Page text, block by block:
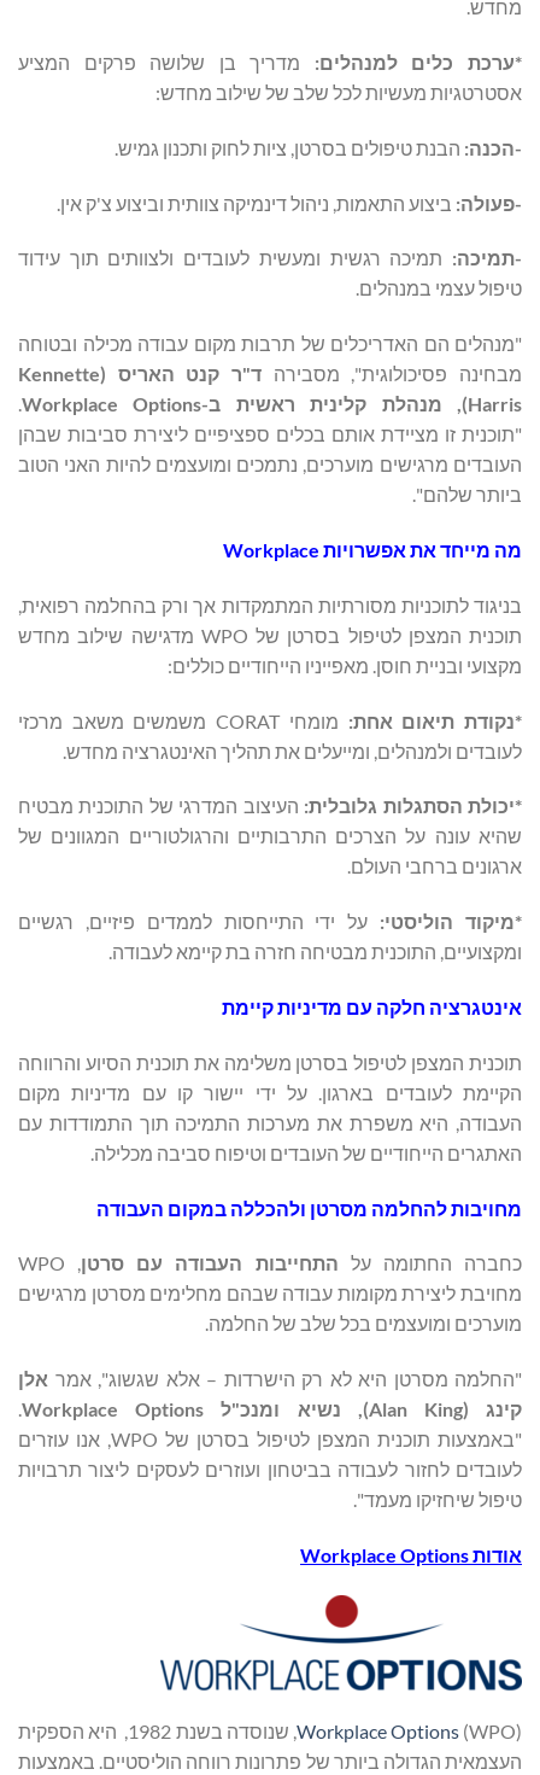
מחדש.
*ערכת כלים למנהלים: מדריך בן שלושה פרקים המציע
אסטרטגיות מעשיות לכל שלב של שילוב מחדש:
-הכנה: הבנת טיפולים בסרטן, ציות לחוק ותכנון גמיש.
-פעולה: ביצוע התאמות, ניהול דינמיקה צוותית וביצוע צ'ק אין.
-תמיכה: תמיכה רגשית ומעשית לעובדים ולצוותים תוך עידוד
טיפול עצמי במנהלים.
"מנהלים הם האדריכלים של תרבות מקום עבודה מכילה ובטוחה
מבחינה פסיכולוגית", מסבירה ד"ר קנט האריס (Kennette
Harris), מנהלת קלינית ראשית ב-Workplace Options
.
"תוכנית זו מציידת אותם בכלים ספציפיים ליצירת סביבות שבהן
העובדים מרגישים מוערכים, נתמכים ומועצמים להיות האני הטוב
ביותר שלהם".
מה מייחד את אפשרויות Workplace
בניגוד לתוכניות מסורתיות המתמקדות אך ורק בהחלמה רפואית,
תוכנית המצפן לטיפול בסרטן של WPO מדגישה שילוב מחדש
מקצועי ובניית חוסן. מאפייניו הייחודיים כוללים:
*נקודת תיאום אחת:
מומחי CORAT משמשים משאב מרכזי
לעובדים ולמנהלים, ומייעלים את תהליך האינטגרציה מחדש.
*יכולת הסתגלות גלובלית: העיצוב המדרגי של התוכנית מבטיח
שהיא עונה על הצרכים התרבותיים והרגולטוריים המגוונים של
ארגונים ברחבי העולם.
*מיקוד הוליסטי: על ידי התייחסות לממדים פיזיים, רגשיים
ומקצועיים, התוכנית מבטיחה חזרה בת קיימא לעבודה.
אינטגרציה חלקה עם מדיניות קיימת
תוכנית המצפן לטיפול בסרטן משלימה את תוכנית הסיוע והרווחה
הקיימת לעובדים בארגון. על ידי יישור קו עם מדיניות מקום
העבודה, היא משפרת את מערכות התמיכה תוך התמודדות עם
האתגרים הייחודיים של העובדים וטיפוח סביבה מכלילה.
מחויבות להחלמה מסרטן ולהכללה במקום העבודה
כחברה החתומה על התחייבות העבודה עם סרטן
, WPO
מחויבת ליצירת מקומות עבודה שבהם מחלימים מסרטן מרגישים
מוערכים ומועצמים בכל שלב של החלמה.
"החלמה מסרטן היא לא רק הישרדות – אלא שגשוג", אמר אלן
קינג (Alan King), נשיא ומנכ"ל Workplace Options
.
"באמצעות תוכנית המצפן לטיפול בסרטן של WPO, אנו עוזרים
לעובדים לחזור לעבודה בביטחון ועוזרים לעסקים ליצור תרבויות
טיפול שיחזיקו מעמד".
אודותWorkplace Options
Workplace Options
(WPO), שנוסדה בשנת 1982, היא הספקית
העצמאית הגדולה ביותר של פתרונות רווחה הוליסטיים. באמצעות